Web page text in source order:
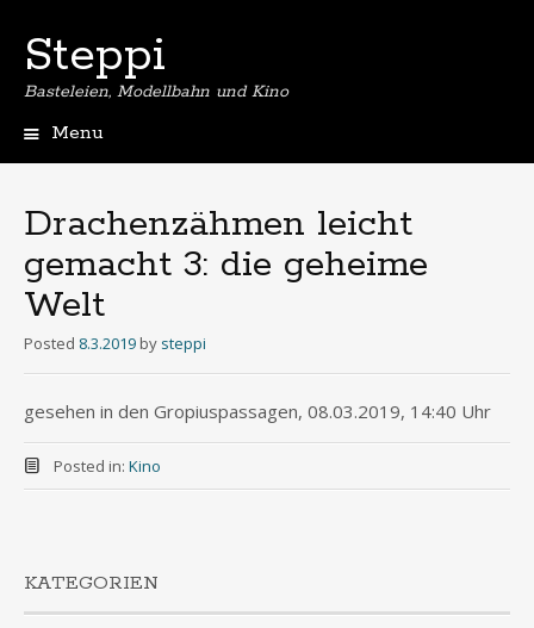
Steppi
Basteleien, Modellbahn und Kino
Menu
Drachenzähmen leicht
gemacht 3: die geheime
Welt
Posted 8.3.2019 by steppi
gesehen in den Gropiuspassagen, 08.03.2019, 14:40 Uhr
Posted in: Kino
KATEGORIEN